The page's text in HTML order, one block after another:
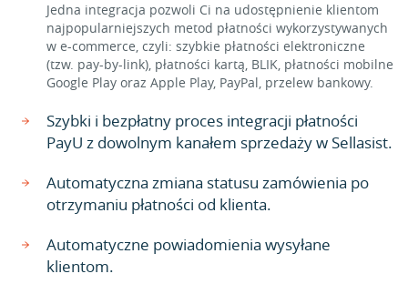
Jedna integracja pozwoli Ci na udostępnienie klientom
najpopularniejszych metod płatności wykorzystywanych
w e-commerce, czyli: szybkie płatności elektroniczne
(tzw. pay-by-link), płatności kartą, BLIK, płatności mobilne
Google Play oraz Apple Play, PayPal, przelew bankowy.
Szybki i bezpłatny proces integracji płatności
PayU z dowolnym kanałem sprzedaży w Sellasist.
Automatyczna zmiana statusu zamówienia po
otrzymaniu płatności od klienta.
Automatyczne powiadomienia wysyłane
klientom.